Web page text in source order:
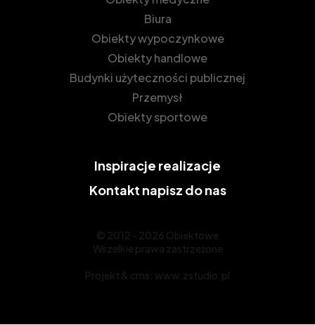
Biura
Obiekty wypoczynkowe
Obiekty handlowe
Budynki użyteczności publicznej
Przemysł
Obiekty sportowe
Inspiracje realizacje
Kontakt napisz do nas
© 2012 - 2026 Obiektowe
Wszelkie prawa zastrzeżone
Projekt & cms: www.zstudio.pl